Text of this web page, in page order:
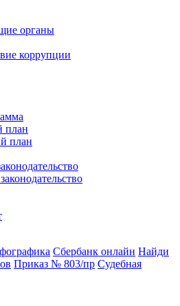
органы
коррупции
план
план
Сбербанк онлайн Найди
Приказ № 803/пр Судебная